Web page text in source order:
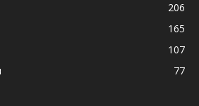
206
165
107
77